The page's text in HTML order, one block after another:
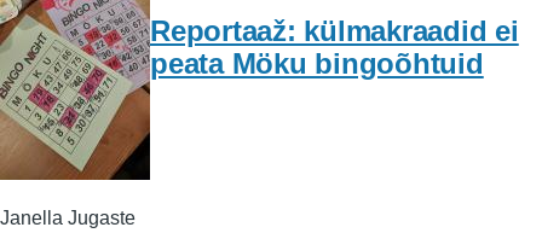
Reportaaž: külmakraadid ei
peata Möku bingoõhtuid
Janella Jugaste